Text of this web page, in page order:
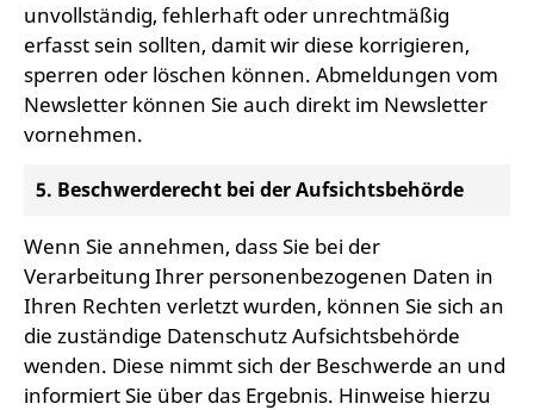
unvollständig, fehlerhaft oder unrechtmäßig
erfasst sein sollten, damit wir diese korrigieren,
sperren oder löschen können. Abmeldungen vom
Newsletter können Sie auch direkt im Newsletter
vornehmen.
5. Beschwerderecht bei der Aufsichtsbehörde
Wenn Sie annehmen, dass Sie bei der
Verarbeitung Ihrer personenbezogenen Daten in
Ihren Rechten verletzt wurden, können Sie sich an
die zuständige Datenschutz Aufsichtsbehörde
wenden. Diese nimmt sich der Beschwerde an und
informiert Sie über das Ergebnis. Hinweise hierzu